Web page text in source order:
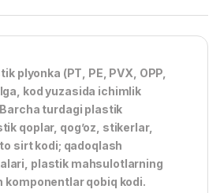
plyonka (PT, PE, PVX, OPP,
kod yuzasida ichimlik
turdagi plastik
qoplar, qog’oz, stikerlar,
sirt kodi; qadoqlash
plastik mahsulotlarning
komponentlar qobiq kodi.